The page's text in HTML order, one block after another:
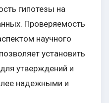
гипотезы на
Проверяемость
научного
установить
утверждений и
надежными и